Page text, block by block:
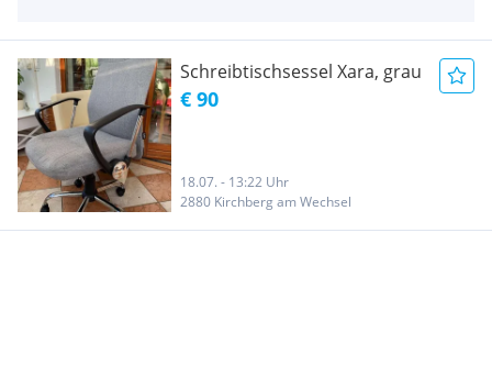
Schreibtischsessel Xara, grau
€ 90
18.07. - 13:22 Uhr
2880 Kirchberg am Wechsel